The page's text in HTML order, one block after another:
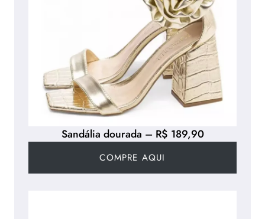
Sandália dourada – R$ 189,90
COMPRE AQUI